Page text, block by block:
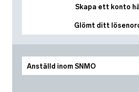
Anställd inom SNMO
Skapa ett konto
Glömt ditt